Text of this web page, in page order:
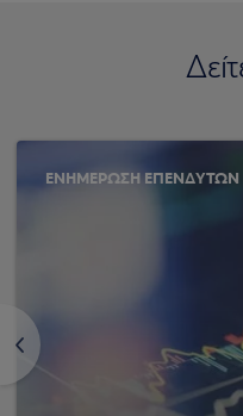
<
ΕΝΗΜΕΡΩΣΗ ΕΠΕΝΔΥΤΩΝ